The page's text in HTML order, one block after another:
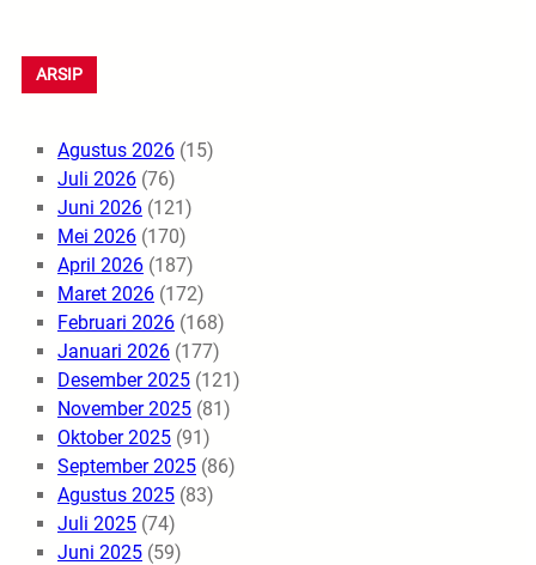
ARSIP
Agustus 2026 (15)
Juli 2026 (76)
Juni 2026 (121)
Mei 2026 (170)
April 2026 (187)
Maret 2026 (172)
Februari 2026 (168)
Januari 2026 (177)
Desember 2025 (121)
November 2025 (81)
Oktober 2025 (91)
September 2025 (86)
Agustus 2025 (83)
Juli 2025 (74)
Juni 2025 (59)